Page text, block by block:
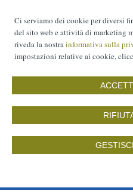
Ci serviamo dei cookie per diversi
del sito web e attività di marketing
riveda la nostrainformativa sulla
impostazioni relative ai cookie,